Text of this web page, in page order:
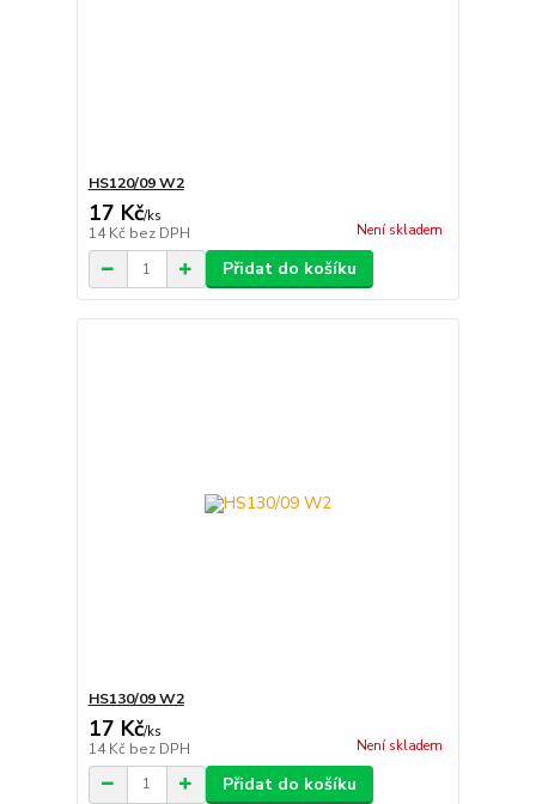
HS120/09 W2
17 Kč/ks
14 Kč bez DPH Není skladem
Přidat do košíku
HS130/09 W2
17 Kč/ks
14 Kč bez DPH Není skladem
Přidat do košíku